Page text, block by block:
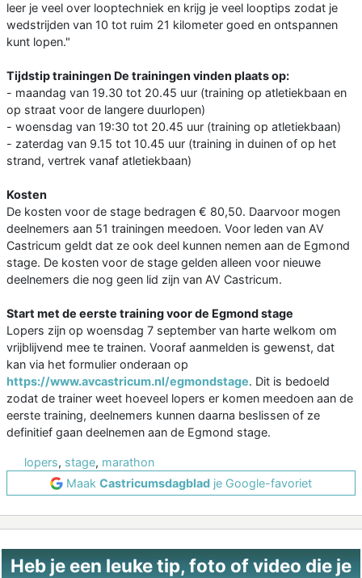
leer je veel over looptechniek en krijg je veel looptips zodat je
wedstrijden van 10 tot ruim 21 kilometer goed en ontspannen
kunt lopen."
Tijdstip trainingen De trainingen vinden plaats op:
- maandag van 19.30 tot 20.45 uur (training op atletiekbaan en
op straat voor de langere duurlopen)
- woensdag van 19:30 tot 20.45 uur (training op atletiekbaan)
- zaterdag van 9.15 tot 10.45 uur (training in duinen of op het
strand, vertrek vanaf atletiekbaan)
Kosten
De kosten voor de stage bedragen € 80,50. Daarvoor mogen
deelnemers aan 51 trainingen meedoen. Voor leden van AV
Castricum geldt dat ze ook deel kunnen nemen aan de Egmond
stage. De kosten voor de stage gelden alleen voor nieuwe
deelnemers die nog geen lid zijn van AV Castricum.
Start met de eerste training voor de Egmond stage
Lopers zijn op woensdag 7 september van harte welkom om
vrijblijvend mee te trainen. Vooraf aanmelden is gewenst, dat
kan via het formulier onderaan op
https://www.avcastricum.nl/egmondstage. Dit is bedoeld
zodat de trainer weet hoeveel lopers er komen meedoen aan de
eerste training, deelnemers kunnen daarna beslissen of ze
definitief gaan deelnemen aan de Egmond stage.
lopers, stage, marathon
Maak Castricumsdagblad je Google-favoriet
Heb je een leuke tip, foto of video die je